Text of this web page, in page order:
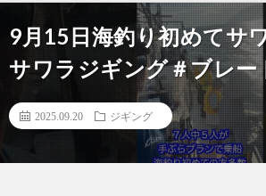
9月15日海釣り初めてサ
サワラジギング＃ブレー
2025.09.20 ジギング